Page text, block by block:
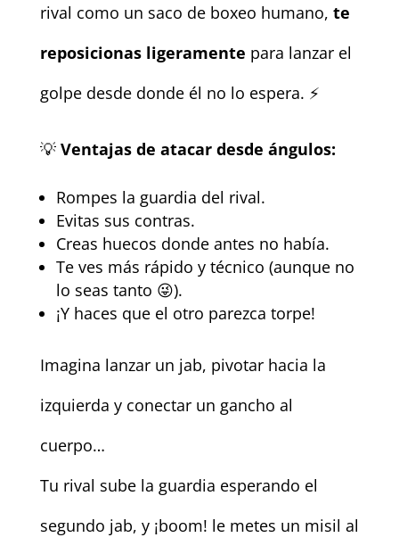
rival como un saco de boxeo humano, te
reposicionas ligeramente para lanzar el
golpe desde donde él no lo espera. ⚡
💡 Ventajas de atacar desde ángulos:
Rompes la guardia del rival.
Evitas sus contras.
Creas huecos donde antes no había.
Te ves más rápido y técnico (aunque no
lo seas tanto 😜).
¡Y haces que el otro parezca torpe!
Imagina lanzar un jab, pivotar hacia la
izquierda y conectar un gancho al
cuerpo…
Tu rival sube la guardia esperando el
segundo jab, y ¡boom! le metes un misil al